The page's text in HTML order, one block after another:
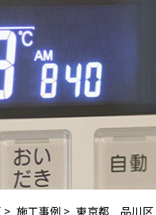
> 施工事例 > 東京都 品川